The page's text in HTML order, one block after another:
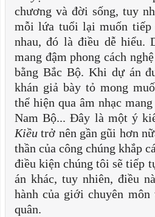
chương và đời sống, tuy
mỗi lứa tuổi lại muốn tiếp
nhau, đó là điều dễ hiểu.
mang đậm phong cách
bằng Bắc Bộ. Khi dự án
khán giả bày tỏ mong
thể hiện qua âm nhạc
Nam Bộ... Đây là một ý
Kiều trở nên gần gũi hơn
thần của công chúng khắp
điều kiện chúng tôi sẽ tiếp
án khác, tuy nhiên, điều
hành của giới chuyên môn
quân.